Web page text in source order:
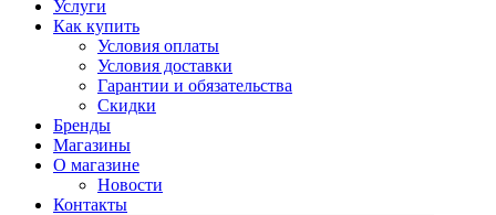
Услуги
Как купить
Условия оплаты
Условия доставки
Гарантии и обязательства
Скидки
Бренды
Магазины
О магазине
Новости
Контакты